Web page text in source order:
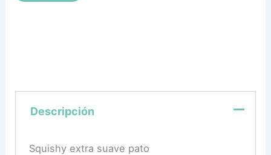
Descripción
Squishy extra suave pato